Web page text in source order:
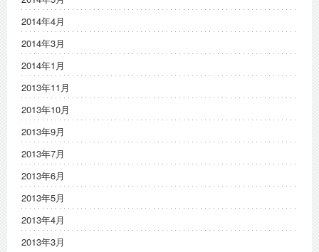
2014年4月
2014年3月
2014年1月
2013年11月
2013年10月
2013年9月
2013年7月
2013年6月
2013年5月
2013年4月
2013年3月